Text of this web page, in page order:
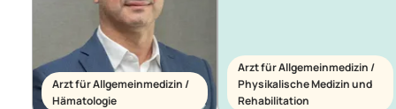
Arzt für Allgemeinmedizin /
Hämatologie
Arzt für Allgemeinmedizin /
Physikalische Medizin und
Rehabilitation